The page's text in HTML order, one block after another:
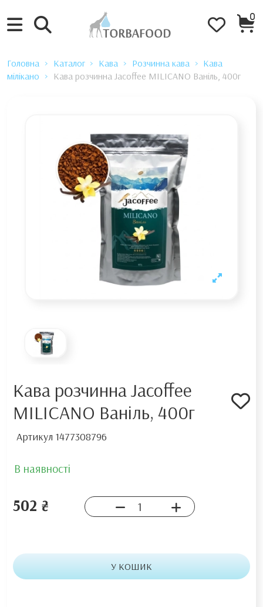
0
Головна Каталог Кава Розчинна кава
Кава
мілікано
Кава розчинна Jacoffee MILICANO Ваніль, 400г
Кава розчинна Jacoffee
MILICANO Ваніль, 400г
Артикул 1477308796
В наявності
502 ₴
У КОШИК